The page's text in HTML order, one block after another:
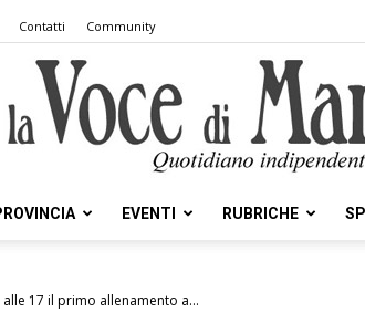
Contatti Community
EVENTI RUBRICHE
17 il primo allenamento a...